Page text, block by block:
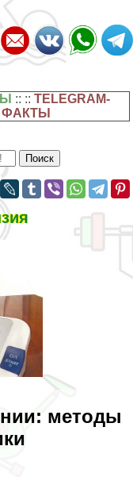
:: ::TELEGRAM-
методы